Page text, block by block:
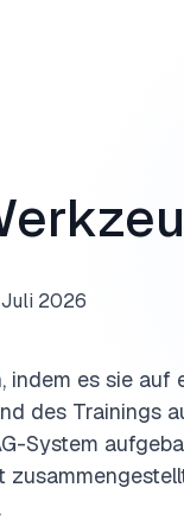
Juli 2026
indem es sie
des Trainings
System